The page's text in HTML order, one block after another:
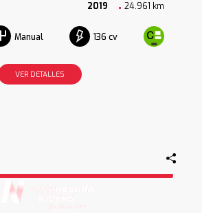
2019 24.961 km
Manual 136 cv
VER DETALLES